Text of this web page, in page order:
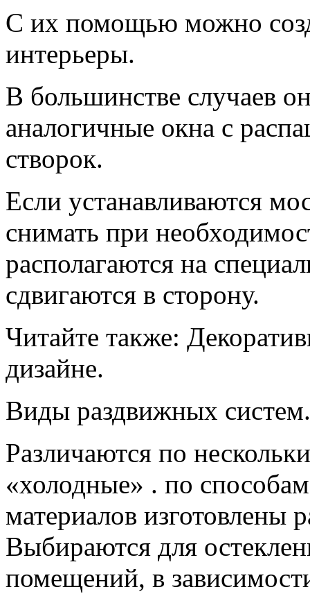
С их помощью можно
интерьеры.
В большинстве случаев
аналогичные окна с
створок.
Если устанавливаются
снимать при
располагаются на
сдвигаются в сторону.
Читайте также:
дизайне.
Виды раздвижных систем.
Различаются по
«холодные» . по
материалов изготовлены
Выбираются для
помещений, в